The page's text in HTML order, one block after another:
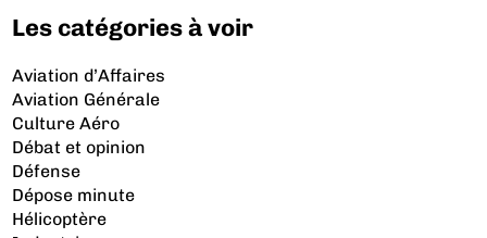
Les catégories à voir
Aviation d’Affaires
Aviation Générale
Culture Aéro
Débat et opinion
Défense
Dépose minute
Hélicoptère